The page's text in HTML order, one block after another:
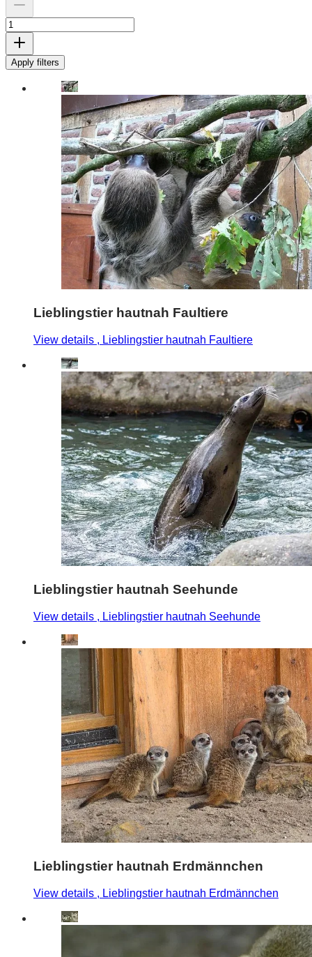
Apply filters
Lieblingstier hautnah Faultiere
View details , Lieblingstier hautnah Faultiere
Lieblingstier hautnah Seehunde
View details , Lieblingstier hautnah Seehunde
Lieblingstier hautnah Erdmännchen
View details , Lieblingstier hautnah Erdmännchen